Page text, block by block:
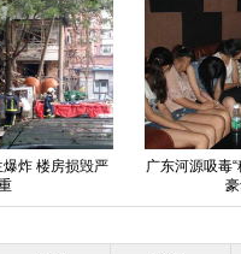
所” 货柜车变
“天山女侠”备战亚
制敌”